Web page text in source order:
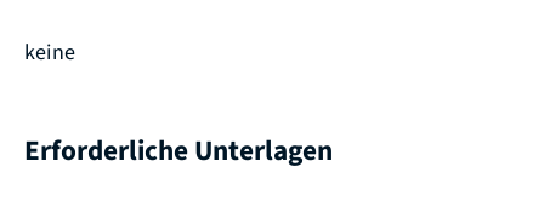
keine
Erforderliche Unterlagen